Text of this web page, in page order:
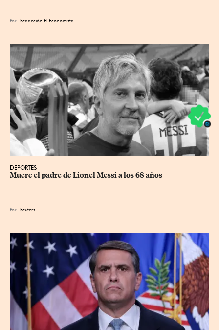
Por Redacción El Economista
DEPORTES
Muere el padre de Lionel Messi a los 68 años
Por Reuters